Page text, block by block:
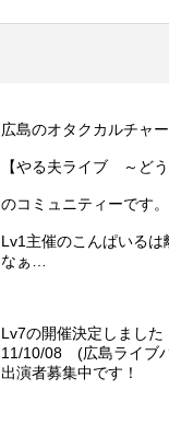
広島のオタクカルチャ
【やる夫ライブ ～ど
のコミュニティーです。
Lv1主催のこんぱいる
なぁ…
Lv7の開催決定しました
11/10/08 (広島ライブ
出演者募集中です！